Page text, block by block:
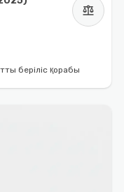
balance
беріліс қорабы